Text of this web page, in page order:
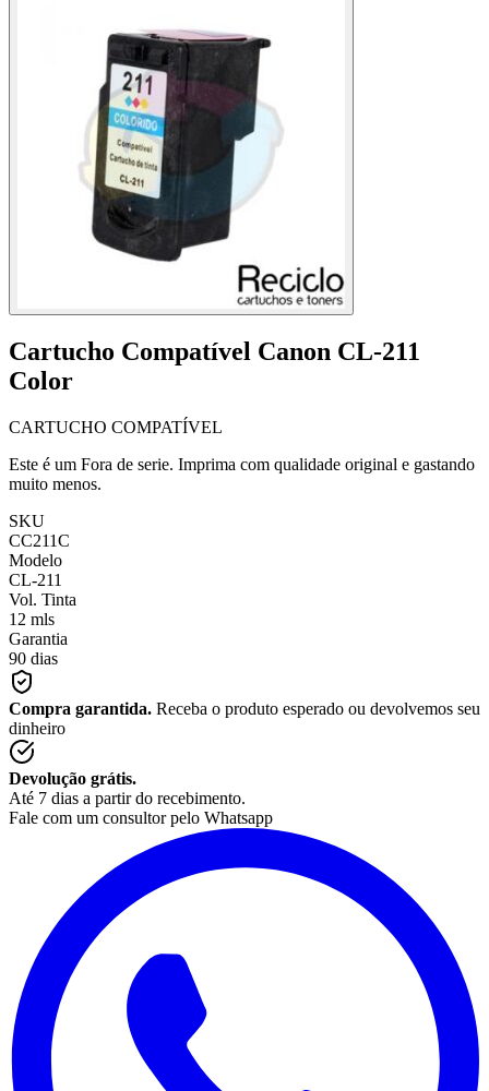
Cartucho Compatível Canon CL-211
Color
CARTUCHO COMPATÍVEL
Este é um Fora de serie. Imprima com qualidade original e gastando
muito menos.
SKU
CC211C
Modelo
CL-211
Vol. Tinta
12 mls
Garantia
90 dias
Compra garantida. Receba o produto esperado ou devolvemos seu
dinheiro
Devolução grátis.
Até 7 dias a partir do recebimento.
Fale com um consultor pelo Whatsapp